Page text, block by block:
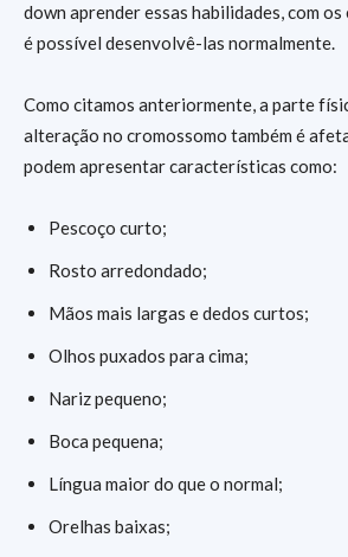
down aprender essas habilidades, com
é possível desenvolvê-las normalmente.
Como citamos anteriormente, a parte
alteração no cromossomo também é
podem apresentar características como:
Pescoço curto;
Rosto arredondado;
Mãos mais largas e dedos curtos;
Olhos puxados para cima;
Nariz pequeno;
Boca pequena;
Língua maior do que o normal;
Orelhas baixas;